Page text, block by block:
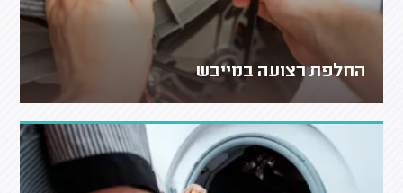
החלפת רצועה במייבש